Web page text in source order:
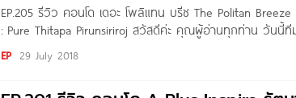
EP.205 รีวิว คอนโด เดอะ โพลิแทน บรีซ The Politan
: Pure Thitapa Pirunsiriroj สวัสดีค่ะ คุณผู้อ่านทุกท่าน วันนี้ที
พาไปชมโครงการ The Politan Breeze คอนโดใหม่สร้างเสร็จจา
ศักยภาพในซอยนนทบุรี 15 ถนนสนามบินน้ำ จ.นนทบุรี
EP 29 July 2018